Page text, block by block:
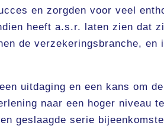
en zorgden voor veel
heeft a.s.r. laten zien dat
de verzekeringsbranche,
uitdaging en een kans om
naar een hoger niveau
geslaagde serie